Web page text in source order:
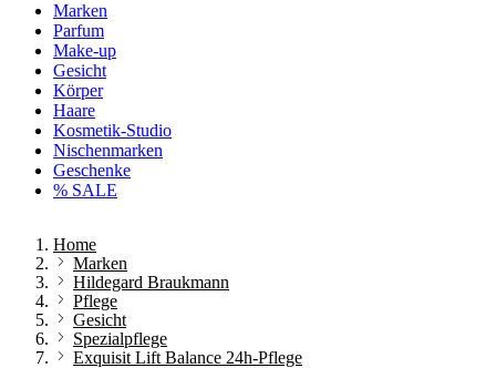
Marken
Parfum
Make-up
Gesicht
Körper
Haare
Kosmetik-Studio
Nischenmarken
Geschenke
% SALE
Home
Marken
Hildegard Braukmann
Pflege
Gesicht
Spezialpflege
Exquisit Lift Balance 24h-Pflege